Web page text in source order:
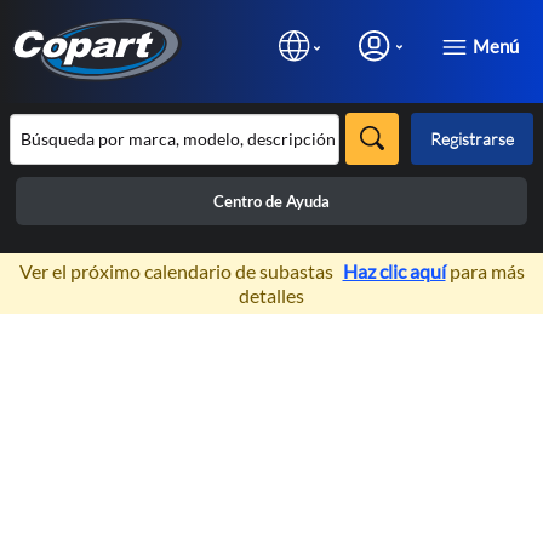
Menú
Registrarse
Centro de Ayuda
×
Ver el próximo calendario de subastas Haz clic aquípara más
detalles